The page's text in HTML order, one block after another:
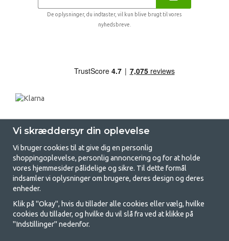
De oplysninger, du indtaster, vil kun blive brugt til vores
nyhedsbreve.
GetCamping.dk - Din butik for
camping og friluftsliv
Camping kan enten være en livsstil eller en måde at samle familien på til
et fælles eventyr. Uanset hvilken kategori du tilhører, finder du alt, du
Vi skræddersyr din oplevelse
Vi bruger cookies til at give dig en personlig
shoppingoplevelse, personlig annoncering og for at holde
vores hjemmesider pålidelige og sikre. Til dette formål
indsamler vi oplysninger om brugere, deres design og deres
enheder.
Klik på "Okay", hvis du tillader alle cookies eller vælg, hvilke
cookies du tillader, og hvilke du vil slå fra ved at klikke på
"Indstillinger" nedenfor.